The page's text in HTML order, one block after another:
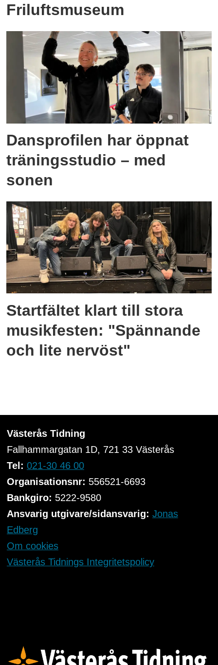
Friluftsmuseum
Dansprofilen har öppnat
träningsstudio – med
sonen
Startfältet klart till stora
musikfesten: "Spännande
och lite nervöst"
Västerås Tidning
Fallhammargatan 1D, 721 33Västerås
Tel: 021-30 46 00
Organisationsnr: 556521-6693
Bankgiro: 5222-9580
Ansvarig utgivare/sidansvarig: Jonas
Edberg
Om cookies
Västerås Tidnings Integritetspolicy